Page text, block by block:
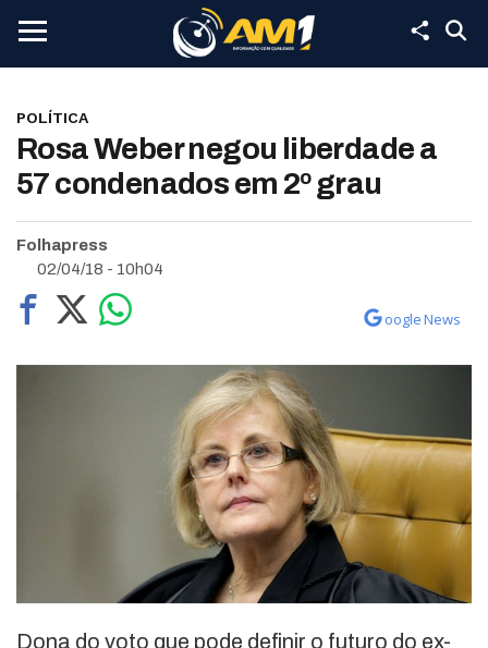
POLÍTICA
Rosa Weber negou liberdade a
57 condenados em 2º grau
Folhapress
02/04/18 - 10h04
oogle News
Dona do voto que pode definir o futuro do ex-